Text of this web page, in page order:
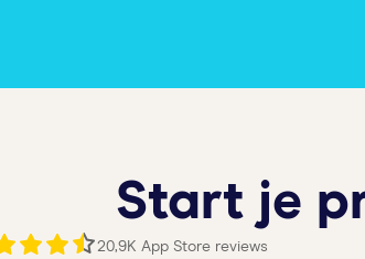
Start je
20,9K App Store reviews